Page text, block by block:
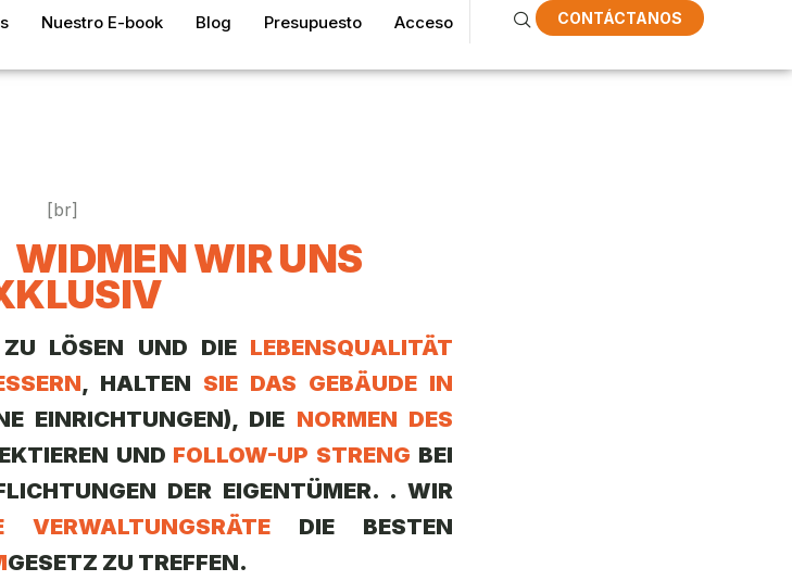
Nuestro E-book Blog Presupuesto Acceso CONTÁCTANOS
[br]
WIDMEN WIR UNS
ZU LÖSEN UND DIE LEBENSQUALITÄT
, HALTEN SIE DAS GEBÄUDE IN
EINRICHTUNGEN), DIE NORMEN DES
UND FOLLOW-UP STRENG BEI
DER EIGENTÜMER. . WIR
VERWALTUNGSRÄTE
DIE BESTEN
GESETZ ZU TREFFEN.